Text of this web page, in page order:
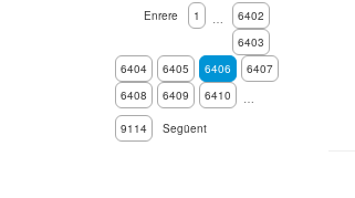
Enrere 1 …
6402
6403
6404
6405 6406
6407
6408
6409 6410
…
9114
Següent